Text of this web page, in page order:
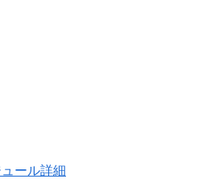
ール詳細